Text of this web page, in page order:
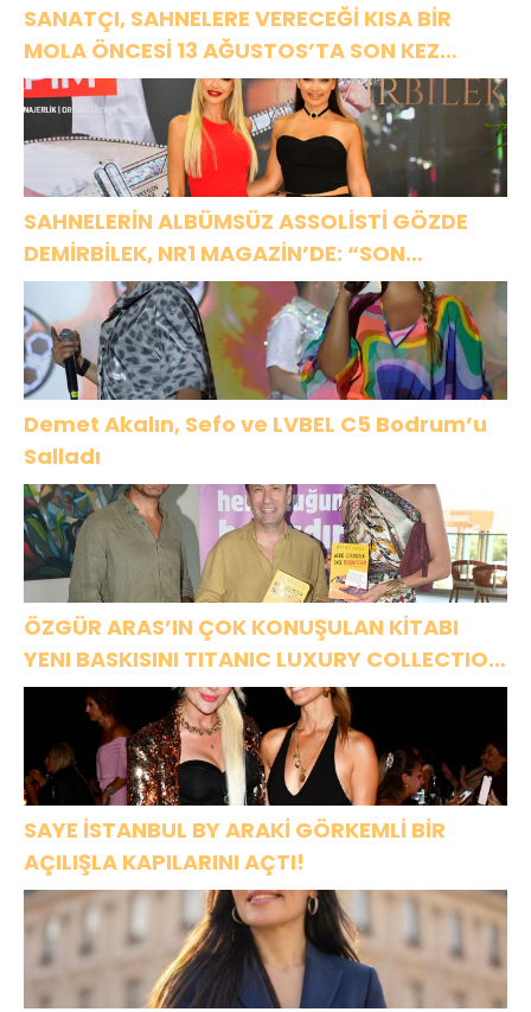
SANATÇI, SAHNELERE VERECEĞİ KISA BİR
MOLA ÖNCESİ 13 AĞUSTOS’TA SON KEZ
HARBİYE’DE OLACAK!
SAHNELERİN ALBÜMSÜZ ASSOLİSTİ GÖZDE
DEMİRBİLEK, NR1 MAGAZİN’DE: “SON
ASSOLİST OLARAK VAR OLACAĞIM!”
Demet Akalın, Sefo ve LVBEL C5 Bodrum’u
Salladı
ÖZGÜR ARAS’IN ÇOK KONUŞULAN KİTABI
YENI BASKISINI TITANIC LUXURY COLLECTION
BODRUM’DA KUTLADI
SAYE İSTANBUL BY ARAKİ GÖRKEMLİ BİR
AÇILIŞLA KAPILARINI AÇTI!